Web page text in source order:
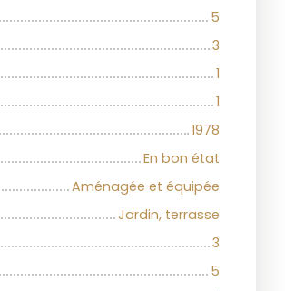
5
3
1
1
1978
En bon état
Aménagée et équipée
Jardin, terrasse
3
5